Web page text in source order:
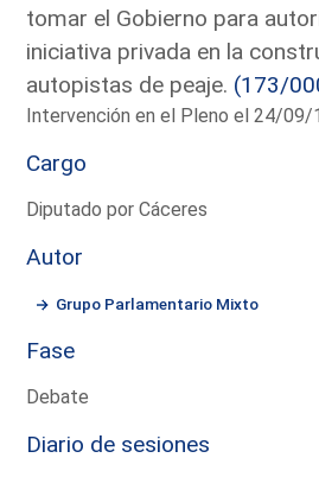
tomar el Gobierno para
iniciativa privada en la
autopistas de peaje. (173/
Intervención en el Pleno el 24/
Cargo
Diputado por Cáceres
Autor
Grupo Parlamentario Mixto
Fase
Debate
Diario de sesiones